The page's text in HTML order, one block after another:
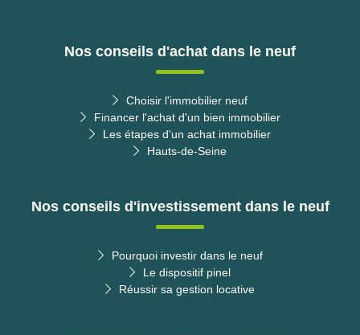
Nos conseils d'achat dans le neuf
Choisir l'immobilier neuf
Financer l'achat d'un bien immobilier
Les étapes d'un achat immobilier
Hauts-de-Seine
Nos conseils d'investissement dans le neuf
Pourquoi investir dans le neuf
Le dispositif pinel
Réussir sa gestion locative